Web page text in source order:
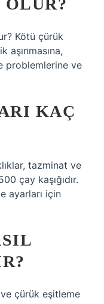
OLUR?
Kötü çürük
aşınmasına,
problemlerine ve
KAÇ
tazminat ve
çay kaşığıdır.
ayarları için
çürük eşitleme